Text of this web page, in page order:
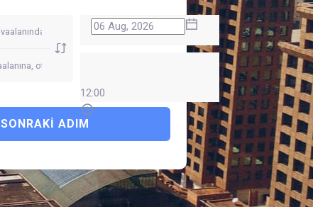
12:00
SONRAKI ADIM